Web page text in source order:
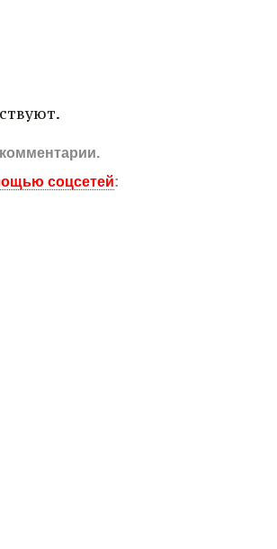
соцсетей: